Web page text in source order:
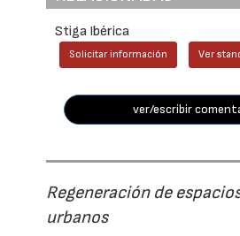
Stiga Ibérica
Solicitar información Ver
ver/escribir
Regeneración de
urbanos